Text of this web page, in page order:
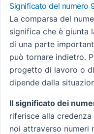
Significato del numero
La comparsa del
significa che è giunta
di una parte
può tornare indietro.
progetto di lavoro o
dipende dalla
Il significato dei
riferisce alla
noi attraverso numeri